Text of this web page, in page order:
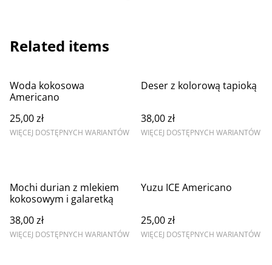
Related items
Woda kokosowa
Americano
25,00 zł
WIĘCEJ DOSTĘPNYCH WARIANTÓW
Deser z kolorową tapioką
38,00 zł
WIĘCEJ DOSTĘPNYCH WARIANTÓW
Mochi durian z mlekiem
kokosowym i galaretką
38,00 zł
WIĘCEJ DOSTĘPNYCH WARIANTÓW
Yuzu ICE Americano
25,00 zł
WIĘCEJ DOSTĘPNYCH WARIANTÓW